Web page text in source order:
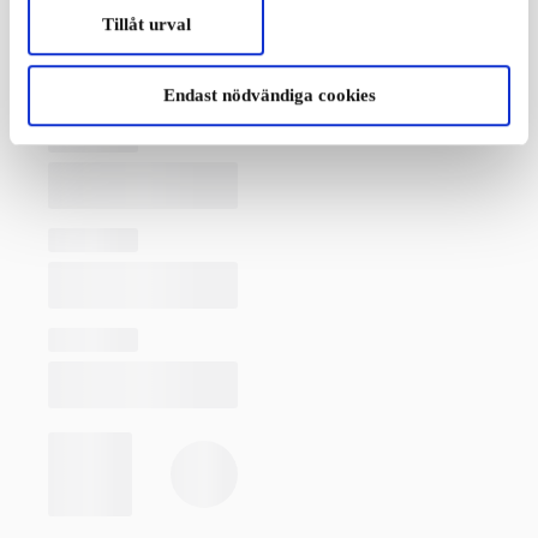
Tillåt urval
Endast nödvändiga cookies